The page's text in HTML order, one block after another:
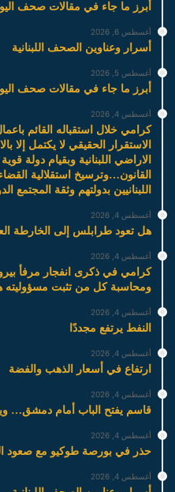
أبرز ما جاء في مقالات صحف
أغسطس 6, 2026
أسرار وعناوين الصحف اللبنانية
أغسطس 5, 2026
أبرز ما جاء في مقالات صحف
أغسطس 4, 2026
كرامي خلال استقباله القائم
الاستقرار الحقيقي لا يكتمل إلا
الاراضي اللبنانية وبقيام دولة
القانون…وترسيخ استقلالية
اللبنانيين بدولتهم وثقة المجتمع
أغسطس 4, 2026
هل تعود طرابلس إلى الخارطة
أغسطس 4, 2026
كرامي في ذكرى انفجار مرفأ
ومحاسبة كل من تثبت مسؤوليته
أغسطس 4, 2026
النفط يرتفع مجددًا
أغسطس 4, 2026
ارتفاع في أسعار الذهب والفضة
أغسطس 4, 2026
قاسم يفتح الباب أمام دمشق…
أغسطس 4, 2026
حذر في بورصة طوكيو مع صعود
أغسطس 4, 2026